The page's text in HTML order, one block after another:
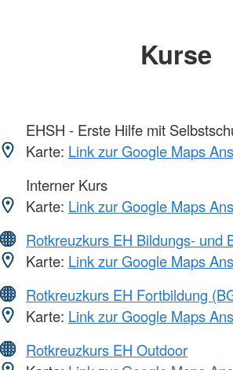
Kurse
EHSH - Erste Hilfe mit
Karte: Link zur Google Maps
Interner Kurs
Karte: Link zur Google Maps
Rotkreuzkurs EH Bildungs- und
Karte: Link zur Google Maps
Rotkreuzkurs EH Fortbildung
Karte: Link zur Google Maps
Rotkreuzkurs EH Outdoor